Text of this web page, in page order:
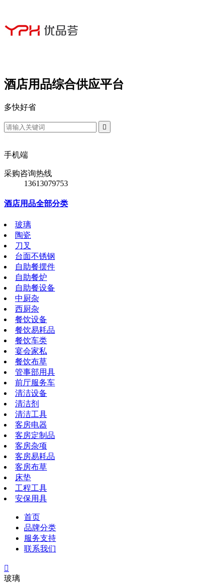
酒店用品综合供应平台
多快好省

手机端
采购咨询热线
13613079753
酒店用品全部分类
玻璃
陶瓷
刀叉
台面不锈钢
自助餐摆件
自助餐炉
自助餐设备
中厨杂
西厨杂
餐饮设备
餐饮易耗品
餐饮车类
宴会家私
餐饮布草
管事部用具
前厅服务车
清洁设备
清洁剂
清洁工具
客房电器
客房定制品
客房杂项
客房易耗品
客房布草
床垫
工程工具
安保用具
首页
品牌分类
服务支持
联系我们

玻璃